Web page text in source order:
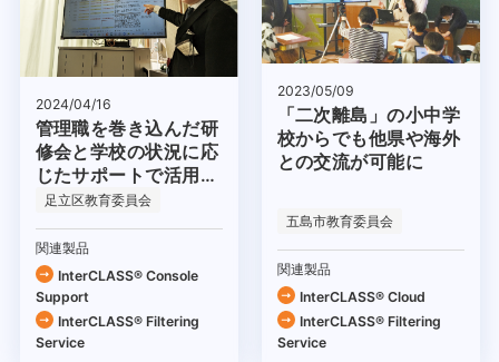
2024/04/16
管理職を巻き込んだ研
修会と学校の状況に応
じたサポートで活用を
促進
足立区教育委員会
関連製品
InterCLASS®︎ Console
Support
InterCLASS®︎ Filtering
Service
2023/05/09
「二次離島」の小中学
校からでも他県や海外
との交流が可能に
五島市教育委員会
関連製品
InterCLASS® Cloud
InterCLASS®︎ Filtering
Service